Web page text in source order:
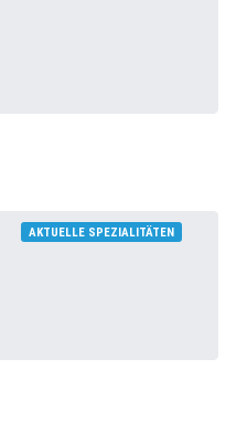
AKTUELLE SPEZIALITÄTEN